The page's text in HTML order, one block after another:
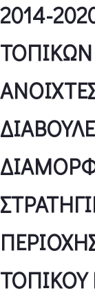
2014-
ΤΟΠΙΚΩΝ